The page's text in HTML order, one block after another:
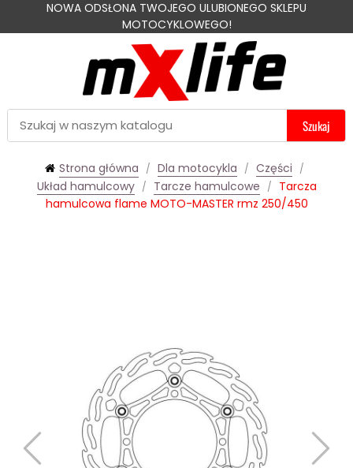
NOWA ODSŁONA TWOJEGO ULUBIONEGO SKLEPU
MOTOCYKLOWEGO!
Szukaj
Strona główna Dla motocykla
Części
Układ hamulcowy
Tarcze hamulcowe
Tarcza
hamulcowa flame MOTO-MASTER rmz 250/450